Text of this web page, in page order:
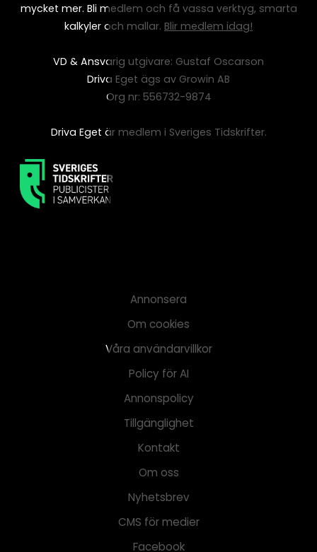
mycket mer. Bli medlem och få vassa verktyg, smarta
kalkyler och mallar. Blir medlem idag!
VD & Ansvarig utgivare: Gustaf Oscarson
Driva Eget ägs av Growin AB
Org nr: 556732-9874
Driva Eget är medlem i Sveriges Tidskrifter.
Annonsera
Om cookies
Våra användarvillkor
Policy för AI
Annonspolicy
Tillgänglighet
Kontakt
Om oss
Nyhetsbrev
CMS för medier
Facebook